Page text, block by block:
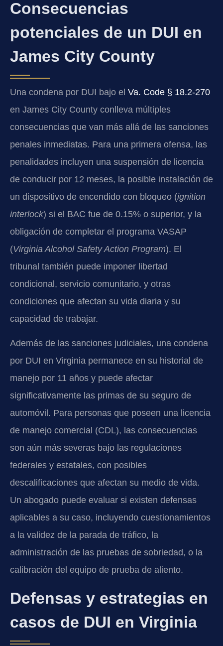
Consecuencias
potenciales de un DUI en
James City County
Una condena por DUI bajo el Va. Code § 18.2-270
en James City County conlleva múltiples
consecuencias que van más allá de las sanciones
penales inmediatas. Para una primera ofensa, las
penalidades incluyen una suspensión de licencia
de conducir por 12 meses, la posible instalación de
un dispositivo de encendido con bloqueo (ignition
interlock) si el BAC fue de 0.15% o superior, y la
obligación de completar el programa VASAP
(Virginia Alcohol Safety Action Program). El
tribunal también puede imponer libertad
condicional, servicio comunitario, y otras
condiciones que afectan su vida diaria y su
capacidad de trabajar.
Además de las sanciones judiciales, una condena
por DUI en Virginia permanece en su historial de
manejo por 11 años y puede afectar
significativamente las primas de su seguro de
automóvil. Para personas que poseen una licencia
de manejo comercial (CDL), las consecuencias
son aún más severas bajo las regulaciones
federales y estatales, con posibles
descalificaciones que afectan su medio de vida.
Un abogado puede evaluar si existen defensas
aplicables a su caso, incluyendo cuestionamientos
a la validez de la parada de tráfico, la
administración de las pruebas de sobriedad, o la
calibración del equipo de prueba de aliento.
Defensas y estrategias en
casos de DUI en Virginia